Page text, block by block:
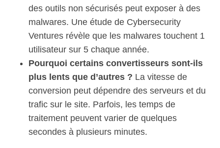
des outils non sécurisés peut exposer à des
malwares. Une étude de Cybersecurity
Ventures révèle que les malwares touchent 1
utilisateur sur 5 chaque année.
Pourquoi certains convertisseurs sont-ils
plus lents que d’autres ? La vitesse de
conversion peut dépendre des serveurs et du
trafic sur le site. Parfois, les temps de
traitement peuvent varier de quelques
secondes à plusieurs minutes.